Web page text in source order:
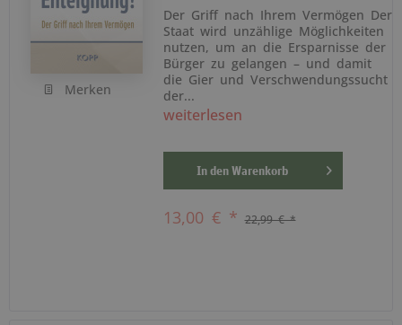
Merken
Der Griff nach Ihrem Vermögen Der
Staat wird unzählige Möglichkeiten
nutzen, um an die Ersparnisse der
Bürger zu gelangen – und damit
die Gier und Verschwendungssucht
der...
weiterlesen
In den Warenkorb
13,00 € * 22,99 € *